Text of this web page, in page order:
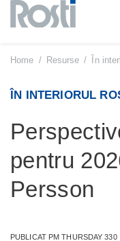
Sari
conținut
Home / Resurse / În
ÎN INTERIORUL
pentru
Persson
PUBLICAT PM THURSDAY 330